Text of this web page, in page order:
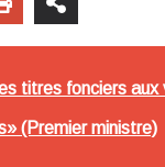
titres fonciers
(Premier ministre)